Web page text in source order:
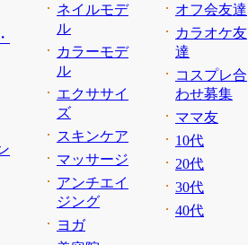
ネイルモデ
ル
カラーモデ
ル
エクササイ
ズ
スキンケア
マッサージ
アンチエイ
ジング
ヨガ
オフ会友達
カラオケ友
達
コスプレ合
わせ募集
ママ友
10代
20代
30代
40代